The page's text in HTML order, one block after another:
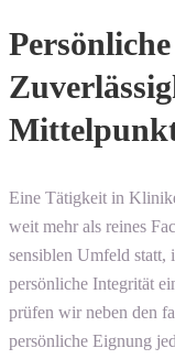
Eine Tätigkeit in
weit mehr als reines
sensiblen Umfeld statt,
persönliche Integrität
prüfen wir neben den
persönliche Eignung